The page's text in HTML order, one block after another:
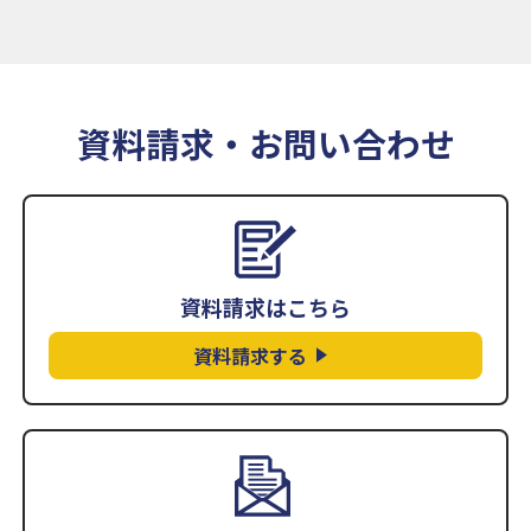
資料請求・お問い合わせ
資料請求はこちら
資料請求する